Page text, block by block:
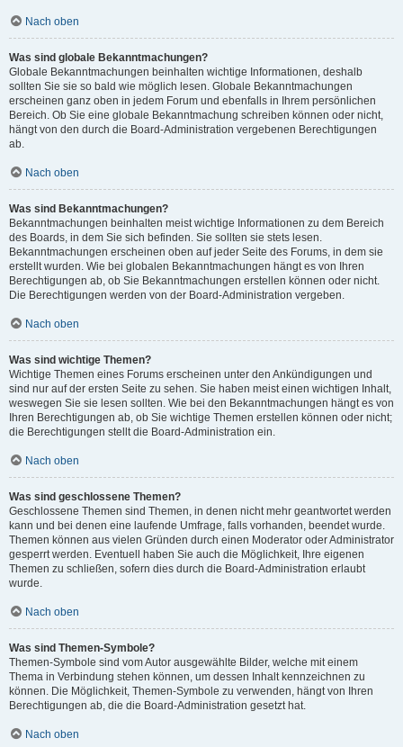
Nach oben
Was sind globale Bekanntmachungen?
Globale Bekanntmachungen beinhalten wichtige Informationen, deshalb
sollten Sie sie so bald wie möglich lesen. Globale Bekanntmachungen
erscheinen ganz oben in jedem Forum und ebenfalls in Ihrem persönlichen
Bereich. Ob Sie eine globale Bekanntmachung schreiben können oder nicht,
hängt von den durch die Board-Administration vergebenen Berechtigungen
ab.
Nach oben
Was sind Bekanntmachungen?
Bekanntmachungen beinhalten meist wichtige Informationen zu dem Bereich
des Boards, in dem Sie sich befinden. Sie sollten sie stets lesen.
Bekanntmachungen erscheinen oben auf jeder Seite des Forums, in dem sie
erstellt wurden. Wie bei globalen Bekanntmachungen hängt es von Ihren
Berechtigungen ab, ob Sie Bekanntmachungen erstellen können oder nicht.
Die Berechtigungen werden von der Board-Administration vergeben.
Nach oben
Was sind wichtige Themen?
Wichtige Themen eines Forums erscheinen unter den Ankündigungen und
sind nur auf der ersten Seite zu sehen. Sie haben meist einen wichtigen Inhalt,
weswegen Sie sie lesen sollten. Wie bei den Bekanntmachungen hängt es von
Ihren Berechtigungen ab, ob Sie wichtige Themen erstellen können oder nicht;
die Berechtigungen stellt die Board-Administration ein.
Nach oben
Was sind geschlossene Themen?
Geschlossene Themen sind Themen, in denen nicht mehr geantwortet werden
kann und bei denen eine laufende Umfrage, falls vorhanden, beendet wurde.
Themen können aus vielen Gründen durch einen Moderator oder Administrator
gesperrt werden. Eventuell haben Sie auch die Möglichkeit, Ihre eigenen
Themen zu schließen, sofern dies durch die Board-Administration erlaubt
wurde.
Nach oben
Was sind Themen-Symbole?
Themen-Symbole sind vom Autor ausgewählte Bilder, welche mit einem
Thema in Verbindung stehen können, um dessen Inhalt kennzeichnen zu
können. Die Möglichkeit, Themen-Symbole zu verwenden, hängt von Ihren
Berechtigungen ab, die die Board-Administration gesetzt hat.
Nach oben